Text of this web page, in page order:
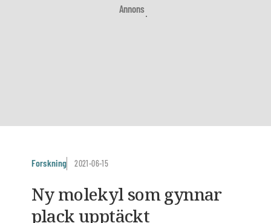
Annons
Forskning 2021-06-15
Ny molekyl som gynnar
plack upptäckt